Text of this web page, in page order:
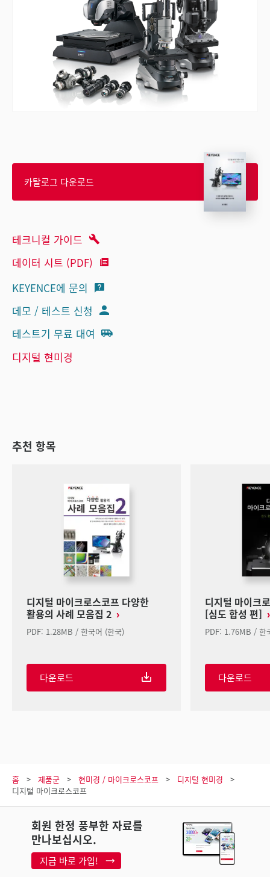
카탈로그 다운로드
테크니컬 가이드
데이터 시트 (PDF)
KEYENCE에 문의
데모 / 테스트 신청
테스트기 무료 대여
디지털 현미경
추천 항목
디지털 마이크로스코프 다양한
활용의 사례 모음집 2
PDF: 1.28MB / 한국어 (한국)
다운로드
디지털 마이크
[심도 합성 편]
PDF: 1.76MB / 한
다운로드
홈 제품군 현미경 / 마이크로스코프
디지털 현미경
디지털 마이크로스코프
회원 한정 풍부한 자료를
만나보십시오.
지금 바로 가입!